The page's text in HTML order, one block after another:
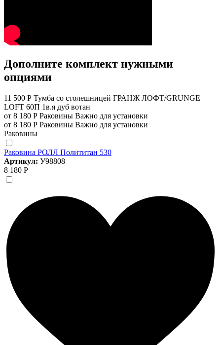
Дополните комплект нужными
опциями
11 500 Р Тумба со столешницей ГРАНЖ ЛОФТ/GRUNGE
LOFT 60П 1в.я дуб вотан
от 8 180 Р Раковины Важно для установки
от 8 180 Р Раковины Важно для установки
Раковины
Раковина РОЛЛ Полититан 530
Артикул: У98808
8 180 Р